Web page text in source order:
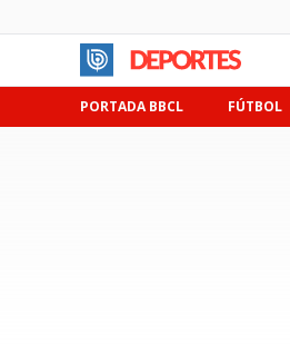
PORTADA BBCL FÚTBOL